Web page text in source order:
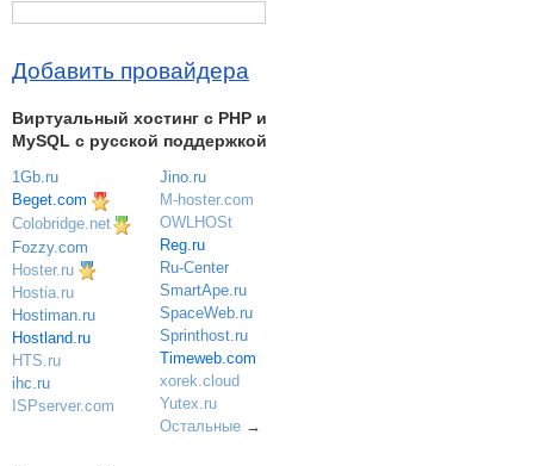
Добавить провайдера
Виртуальный хостинг c PHP и
MySQL с русской поддержкой
1Gb.ru
Beget.com
Colobridge.net
Fozzy.com
Hoster.ru
Hostia.ru
Hostiman.ru
Hostland.ru
HTS.ru
ihc.ru
ISPserver.com
Jino.ru
M-hoster.com
OWLHOSt
Reg.ru
Ru-Center
SmartApe.ru
SpaceWeb.ru
Sprinthost.ru
Timeweb.com
xorek.cloud
Yutex.ru
Остальные→